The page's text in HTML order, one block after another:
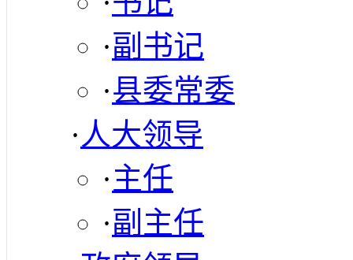
·副书记
·县委常委
· 人大领导
·主任
·副主任